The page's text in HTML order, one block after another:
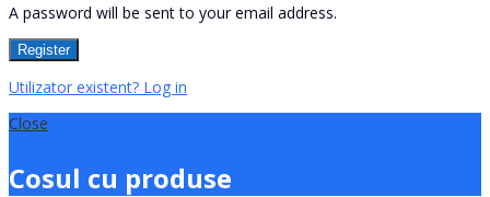
A password will be sent to your email address.
Register
Utilizator existent? Log in
Close
Cosul cu produse